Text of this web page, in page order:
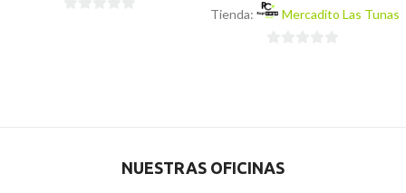
Tienda:
Mercadito Las Tunas
NUESTRAS OFICINAS